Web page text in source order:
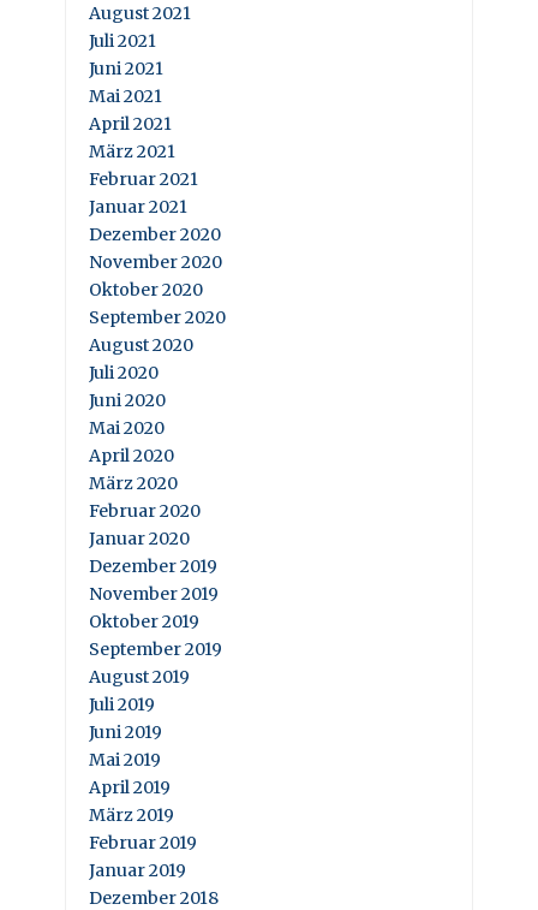
August 2021
Juli 2021
Juni 2021
Mai 2021
April 2021
März 2021
Februar 2021
Januar 2021
Dezember 2020
November 2020
Oktober 2020
September 2020
August 2020
Juli 2020
Juni 2020
Mai 2020
April 2020
März 2020
Februar 2020
Januar 2020
Dezember 2019
November 2019
Oktober 2019
September 2019
August 2019
Juli 2019
Juni 2019
Mai 2019
April 2019
März 2019
Februar 2019
Januar 2019
Dezember 2018